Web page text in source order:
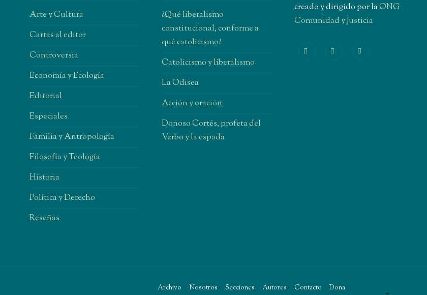
Arte y Cultura
Cartas al editor
Controversia
Economía y Ecología
Editorial
Especiales
Familia y Antropología
Filosofía y Teología
Historia
Política y Derecho
Reseñas
¿Qué liberalismo
constitucional, conforme a
qué catolicismo?
Catolicismo y liberalismo
La Odisea
Acción y oración
Donoso Cortés, profeta del
Verbo y la espada
creado y dirigido por laONG
Comunidad y Justicia
Archivo Nosotros Secciones Autores Contacto Dona